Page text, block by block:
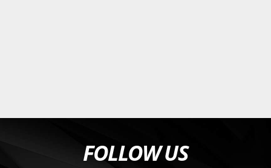
FOLLOW US